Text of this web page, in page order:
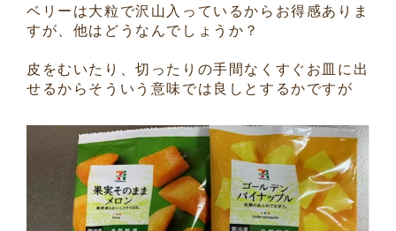
ベリーは大粒で沢山入っているからお得感ありま
すが、他はどうなんでしょうか？
皮をむいたり、切ったりの手間なくすぐお皿に出
せるからそういう意味では良しとするかですが